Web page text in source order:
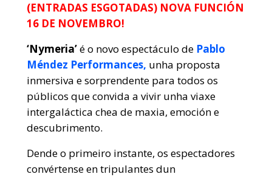
(ENTRADAS ESGOTADAS) NOVA FUNCIÓN
16 DE NOVEMBRO!
‘Nymeria’é o novo espectáculo de Pablo
Méndez Performances, unha proposta
inmersiva e sorprendente para todos os
públicos que convida a vivir unha viaxe
intergaláctica chea de maxia, emoción e
descubrimento.
Dende o primeiro instante, os espectadores
convértense en tripulantes dun